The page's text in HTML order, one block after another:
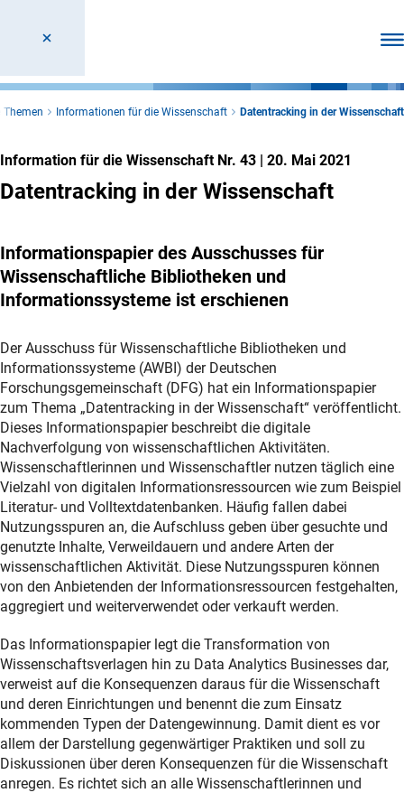
Themen Informationen für die Wissenschaft Datentracking in der Wissenschaft
Information für die Wissenschaft Nr. 43 | 20. Mai 2021
Datentracking in der Wissenschaft
Informationspapier des Ausschusses für
Wissenschaftliche Bibliotheken und
Informationssysteme ist erschienen
Der Ausschuss für Wissenschaftliche Bibliotheken und
Informationssysteme (AWBI) der Deutschen
Forschungsgemeinschaft (DFG) hat ein Informationspapier
zum Thema „Datentracking in der Wissenschaft“ veröffentlicht.
Dieses Informationspapier beschreibt die digitale
Nachverfolgung von wissenschaftlichen Aktivitäten.
Wissenschaftlerinnen und Wissenschaftler nutzen täglich eine
Vielzahl von digitalen Informationsressourcen wie zum Beispiel
Literatur- und Volltextdatenbanken. Häufig fallen dabei
Nutzungsspuren an, die Aufschluss geben über gesuchte und
genutzte Inhalte, Verweildauern und andere Arten der
wissenschaftlichen Aktivität. Diese Nutzungsspuren können
von den Anbietenden der Informationsressourcen festgehalten,
aggregiert und weiterverwendet oder verkauft werden.
Das Informationspapier legt die Transformation von
Wissenschaftsverlagen hin zu Data Analytics Businesses dar,
verweist auf die Konsequenzen daraus für die Wissenschaft
und deren Einrichtungen und benennt die zum Einsatz
kommenden Typen der Datengewinnung. Damit dient es vor
allem der Darstellung gegenwärtiger Praktiken und soll zu
Diskussionen über deren Konsequenzen für die Wissenschaft
anregen. Es richtet sich an alle Wissenschaftlerinnen und